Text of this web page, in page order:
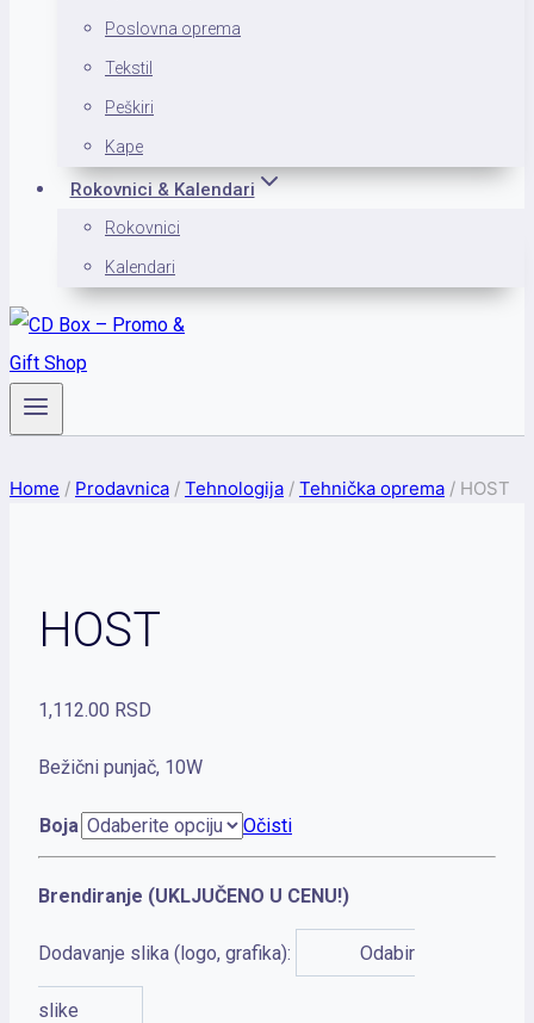
Poslovna oprema
Tekstil
Peškiri
Kape
Rokovnici & Kalendari
Rokovnici
Kalendari
Home / Prodavnica / Tehnologija / Tehnička oprema / HOST
HOST
1,112.00 RSD
Bežični punjač, 10W
Boja Očisti
Brendiranje (UKLJUČENO U CENU!)
Dodavanje slika (logo, grafika): Odabir
slike